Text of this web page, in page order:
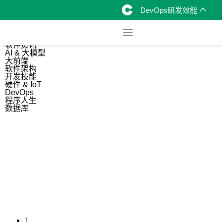
DevOps研发效能
软件资讯
AI & 大模型
大前端
软件架构
开发技能
硬件 & IoT
DevOps
程序人生
数据库
1